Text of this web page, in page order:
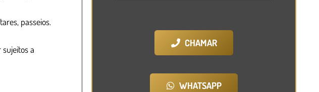
passeios.
a
CHAMAR
WHATSAPP